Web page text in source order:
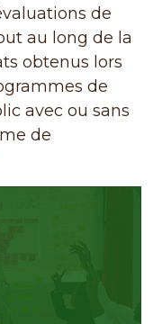
de
au long de la
obtenus lors
de
avec ou sans
de